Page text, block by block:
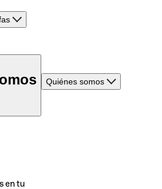
Quiénes somos
en tu